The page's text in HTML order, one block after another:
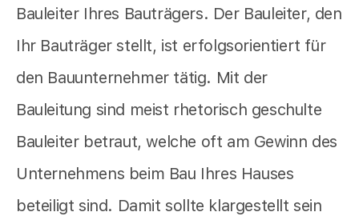
Bauleiter Ihres Bauträgers. Der Bauleiter, den
Ihr Bauträger stellt, ist erfolgsorientiert für
den Bauunternehmer tätig. Mit der
Bauleitung sind meist rhetorisch geschulte
Bauleiter betraut, welche oft am Gewinn des
Unternehmens beim Bau Ihres Hauses
beteiligt sind. Damit sollte klargestellt sein